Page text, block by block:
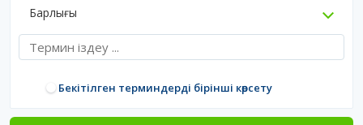
Барлығы
Бекітілген терминдерді бірінші көрсету